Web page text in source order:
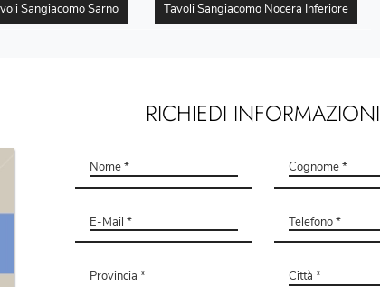
Sangiacomo Sarno Tavoli Sangiacomo Nocera Inferiore
RICHIEDI INFORMAZIONI